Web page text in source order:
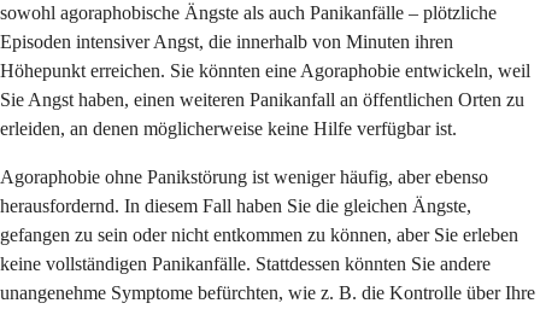
sowohl agoraphobische Ängste als auch Panikanfälle – plötzliche
Episoden intensiver Angst, die innerhalb von Minuten ihren
Höhepunkt erreichen. Sie könnten eine Agoraphobie entwickeln, weil
Sie Angst haben, einen weiteren Panikanfall an öffentlichen Orten zu
erleiden, an denen möglicherweise keine Hilfe verfügbar ist.
Agoraphobie ohne Panikstörung ist weniger häufig, aber ebenso
herausfordernd. In diesem Fall haben Sie die gleichen Ängste,
gefangen zu sein oder nicht entkommen zu können, aber Sie erleben
keine vollständigen Panikanfälle. Stattdessen könnten Sie andere
unangenehme Symptome befürchten, wie z. B. die Kontrolle über Ihre